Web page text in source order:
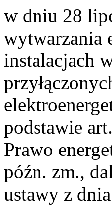
w dniu 28
wytwarzania
instalacjach
podstawie
Prawo
późn. zm.,
ustawy z